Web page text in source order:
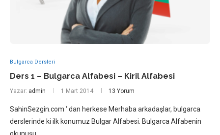
Bulgarca Dersleri
Ders 1 – Bulgarca Alfabesi – Kiril Alfabesi
Yazar: admin 1 Mart 2014 13 Yorum
SahinSezgin.com ‘ dan herkese Merhaba arkadaşlar, bulgarca
derslerinde ki ilk konumuz Bulgar Alfabesi. Bulgarca Alfabenin